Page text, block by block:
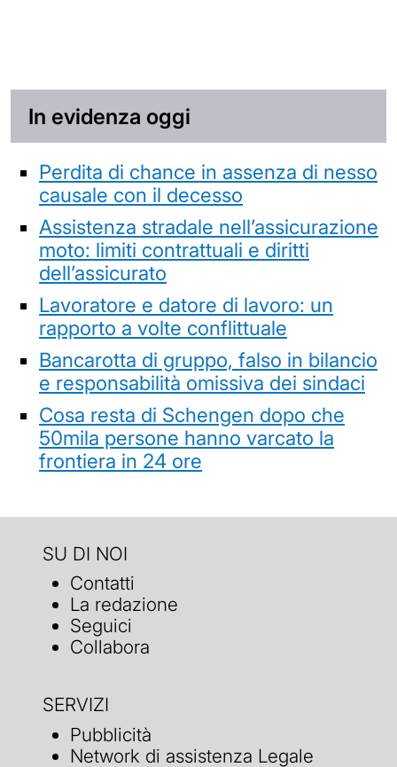
In evidenza oggi
Perdita di chance in assenza di nesso
causale con il decesso
Assistenza stradale nell’assicurazione
moto: limiti contrattuali e diritti
dell’assicurato
Lavoratore e datore di lavoro: un
rapporto a volte conflittuale
Bancarotta di gruppo, falso in bilancio
e responsabilità omissiva dei sindaci
Cosa resta di Schengen dopo che
50mila persone hanno varcato la
frontiera in 24 ore
SU DI NOI
Contatti
La redazione
Seguici
Collabora
SERVIZI
Pubblicità
Network di assistenza Legale